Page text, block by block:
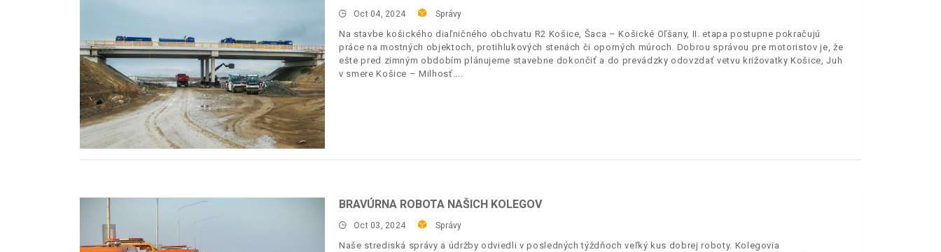
Oct 04, 2024 Správy
Na stavbe košického diaľničného obchvatu R2 Košice, Šaca – Košické Oľšany, II. etapa postupne pokračujú
práce na mostných objektoch, protihlukových stenách či oporných múroch. Dobrou správou pre motoristov je, že
ešte pred zimným obdobím plánujeme stavebne dokončiť a do prevádzky odovzdať vetvu križovatky Košice, Juh
v smere Košice – Milhosť.
BRAVÚRNA ROBOTA NAŠICH KOLEGOV
Oct 03, 2024 Správy
Naše strediská správy a údržby odviedli v posledných týždňoch veľký kus dobrej roboty. Kolegovia